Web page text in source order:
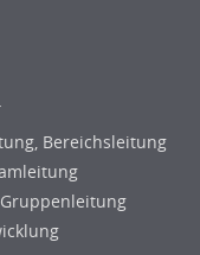
Bereichsleitung